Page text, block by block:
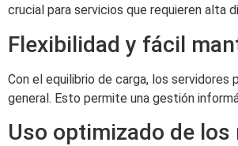
crucial para servicios que requieren alta
Flexibilidad y fácil
Con el equilibrio de carga, los
general. Esto permite una gestión
Uso optimizado de